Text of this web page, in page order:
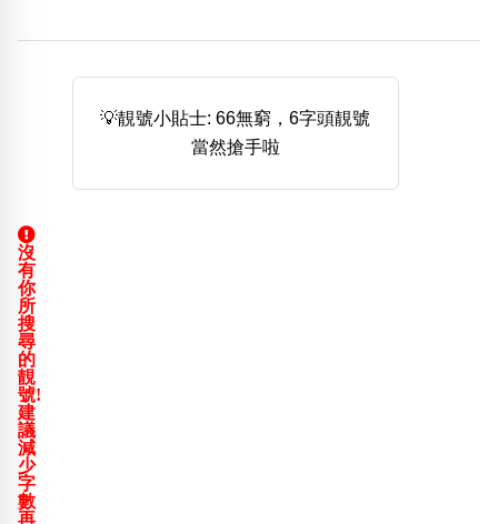
熱門分類
888尾
999尾 777尾 9字頭 6字頭
多8字 9888頭 二字號
三字號
5萬以上 生天延
💡靚號小貼士: 66無窮，6字頭靚號
當然搶手啦
沒
有
你
所
搜
尋
的
靚
號!
建
議
減
少
字
數
再